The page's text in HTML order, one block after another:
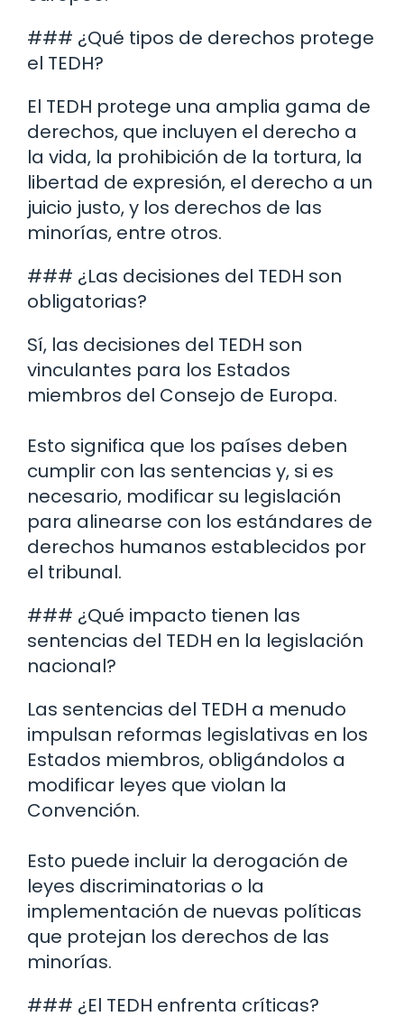
### ¿Qué tipos de derechos protege
el TEDH?
El TEDH protege una amplia gama de
derechos, que incluyen el derecho a
la vida, la prohibición de la tortura, la
libertad de expresión, el derecho a un
juicio justo, y los derechos de las
minorías, entre otros.
### ¿Las decisiones del TEDH son
obligatorias?
Sí, las decisiones del TEDH son
vinculantes para los Estados
miembros del Consejo de Europa.
Esto significa que los países deben
cumplir con las sentencias y, si es
necesario, modificar su legislación
para alinearse con los estándares de
derechos humanos establecidos por
el tribunal.
### ¿Qué impacto tienen las
sentencias del TEDH en la legislación
nacional?
Las sentencias del TEDH a menudo
impulsan reformas legislativas en los
Estados miembros, obligándolos a
modificar leyes que violan la
Convención.
Esto puede incluir la derogación de
leyes discriminatorias o la
implementación de nuevas políticas
que protejan los derechos de las
minorías.
### ¿El TEDH enfrenta críticas?